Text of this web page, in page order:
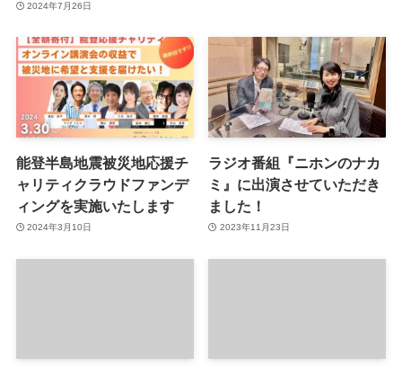
2024年7月26日
能登半島地震被災地応援チ
ャリティクラウドファンデ
ィングを実施いたします
2024年3月10日
ラジオ番組『ニホンのナカ
ミ』に出演させていただき
ました！
2023年11月23日